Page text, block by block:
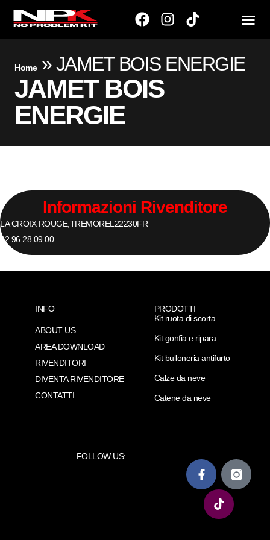
Home»JAMET BOIS ENERGIE
JAMET BOIS
ENERGIE
Informazioni Rivenditore
LA CROIX ROUGE,TREMOREL 22230FR
02.96.28.09.00
INFO
ABOUT US
AREA DOWNLOAD
RIVENDITORI
DIVENTA RIVENDITORE
CONTATTI
PRODOTTI
Kit ruota di scorta
Kit gonfia e ripara
Kit bulloneria antifurto
Calze da neve
Catene da neve
FOLLOW US: